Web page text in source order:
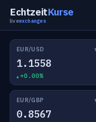
EchtzeitKurse
liveexchanges
EUR/USD
1.1558
+0.00%
EUR/GBP
0.8567